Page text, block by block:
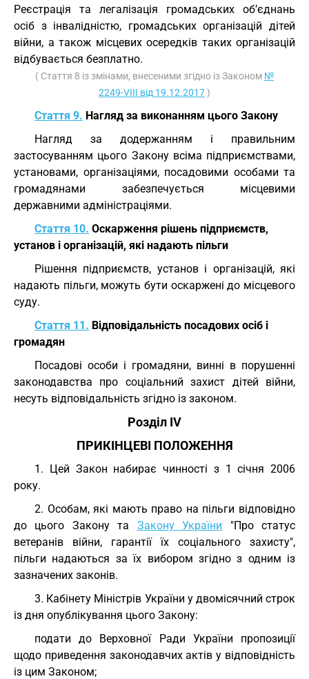
Реєстрація та легалізація громадських об’єднань
осіб з інвалідністю, громадських організацій дітей
війни, а також місцевих осередків таких організацій
відбувається безплатно.
( Стаття 8 із змінами, внесеними згідно із Законом №
2249-VIII від 19.12.2017)
Стаття 9. Нагляд за виконанням цього Закону
Нагляд за додержанням і правильним
застосуванням цього Закону всіма підприємствами,
установами, організаціями, посадовими особами та
громадянами забезпечується місцевими
державними адміністраціями.
Стаття 10. Оскарження рішень підприємств,
установ і організацій, які надають пільги
Рішення підприємств, установ і організацій, які
надають пільги, можуть бути оскаржені до місцевого
суду.
Стаття 11. Відповідальність посадових осіб і
громадян
Посадові особи і громадяни, винні в порушенні
законодавства про соціальний захист дітей війни,
несуть відповідальність згідно із законом.
Розділ IV
ПРИКІНЦЕВІ ПОЛОЖЕННЯ
1. Цей Закон набирає чинності з 1 січня 2006
року.
2. Особам, які мають право на пільги відповідно
до цього Закону та Закону України "Про статус
ветеранів війни, гарантії їх соціального захисту",
пільги надаються за їх вибором згідно з одним із
зазначених законів.
3. Кабінету Міністрів України у двомісячний строк
із дня опублікування цього Закону:
подати до Верховної Ради України пропозиції
щодо приведення законодавчих актів у відповідність
із цим Законом;